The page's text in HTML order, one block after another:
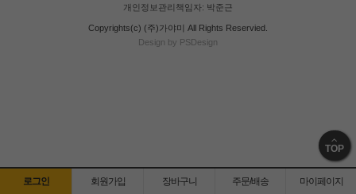
개인정보관리책임자: 박준근
Copyrights(c) (주)가야미 All Rights Reservied.
Design by PSDesign
TOP
로그인 회원가입 장바구니 주문/배송 마이페이지